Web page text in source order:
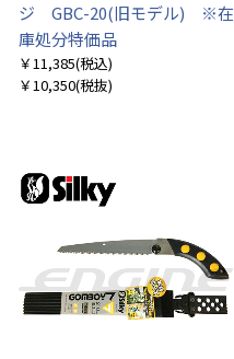
ジ GBC-20(旧モデル) ※在
庫処分特価品
￥11,385(税込)
￥10,350(税抜)